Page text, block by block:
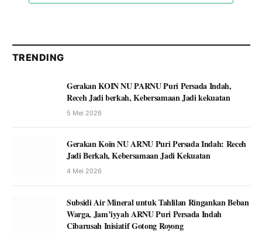
TRENDING
Gerakan KOIN NU PARNU Puri Persada Indah,
Receh Jadi berkah, Kebersamaan Jadi kekuatan
5 Mei 2026
Gerakan Koin NU ARNU Puri Persada Indah: Receh
Jadi Berkah, Kebersamaan Jadi Kekuatan
4 Mei 2026
Subsidi Air Mineral untuk Tahlilan Ringankan Beban
Warga, Jam’iyyah ARNU Puri Persada Indah
Cibarusah Inisiatif Gotong Royong